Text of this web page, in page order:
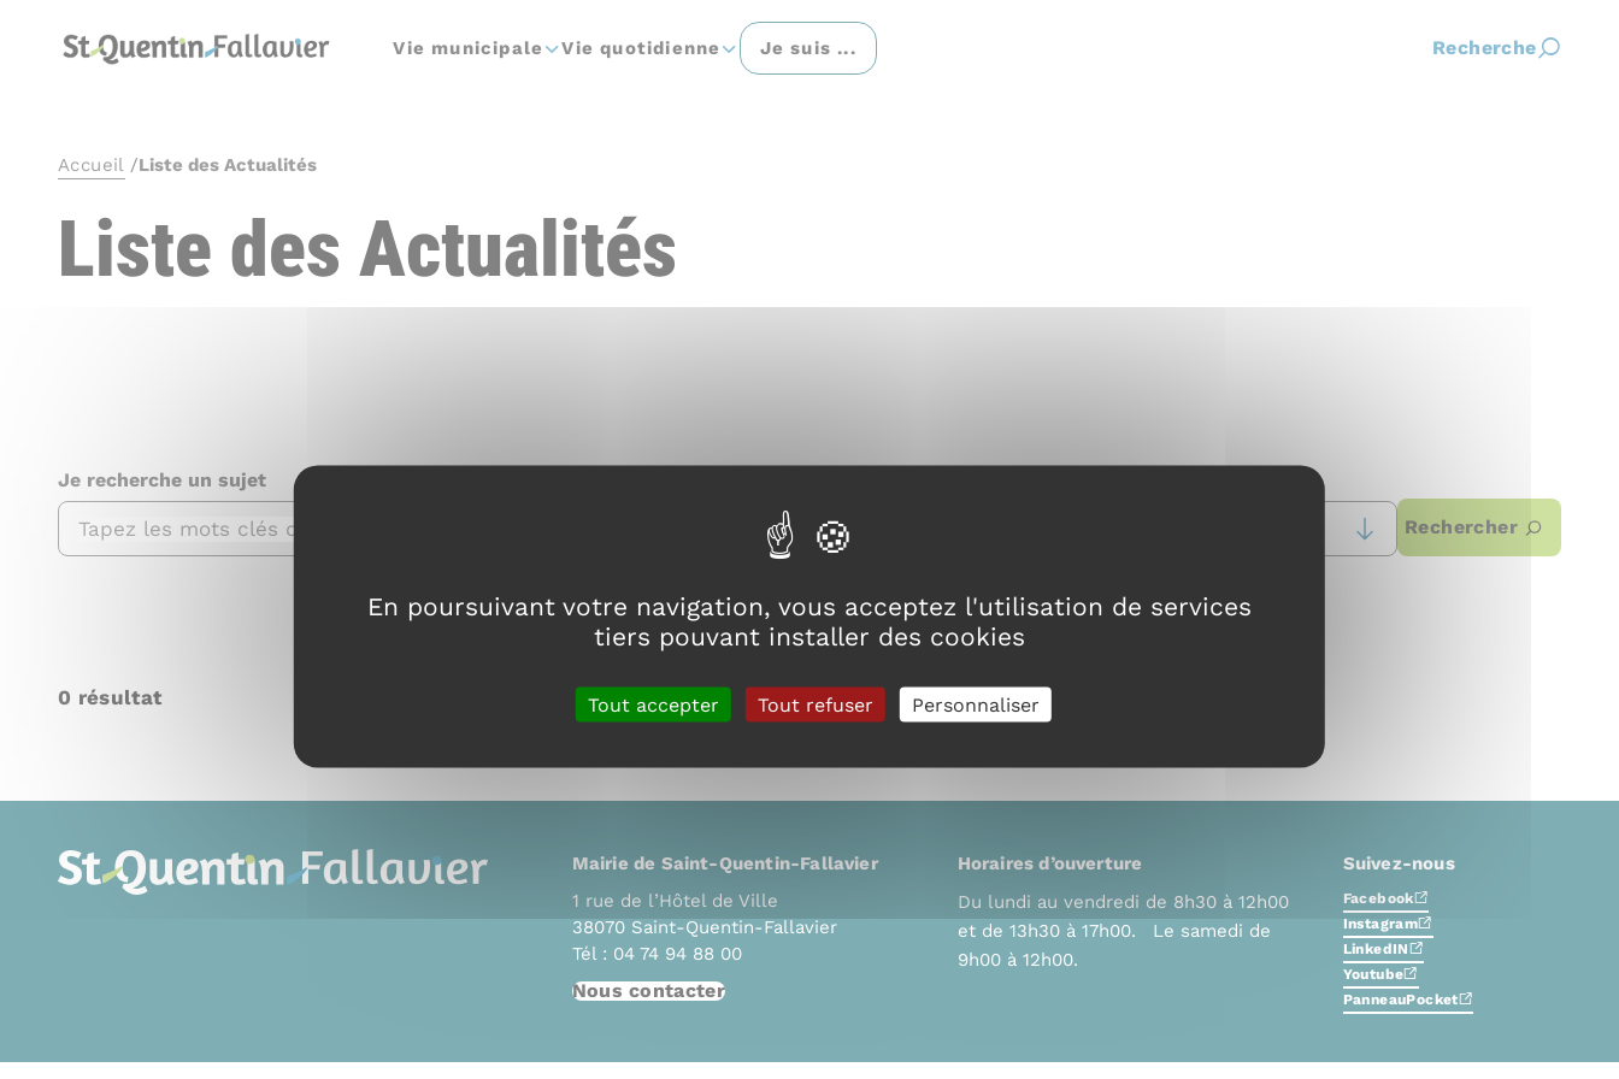
En poursuivant votre navigation, vous acceptez l'utilisation de services
tiers pouvant installer des cookies
Tout accepter Tout refuser Personnaliser
Vie municipale Vie quotidienne Je suis ... Recherche
Accueil /Liste des Actualités
Liste des Actualités
Je recherche un sujet
Rechercher
0 résultat
Mairie de Saint-Quentin-Fallavier
1 rue de l’Hôtel de Ville
38070 Saint-Quentin-Fallavier
Tél : 04 74 94 88 00
Nous contacter
Horaires d’ouverture
Du lundi au vendredi de 8h30 à 12h00
et de 13h30 à 17h00. Le samedi de
9h00 à 12h00.
Suivez-nous
Facebook
Instagram
LinkedIN
Youtube
PanneauPocket